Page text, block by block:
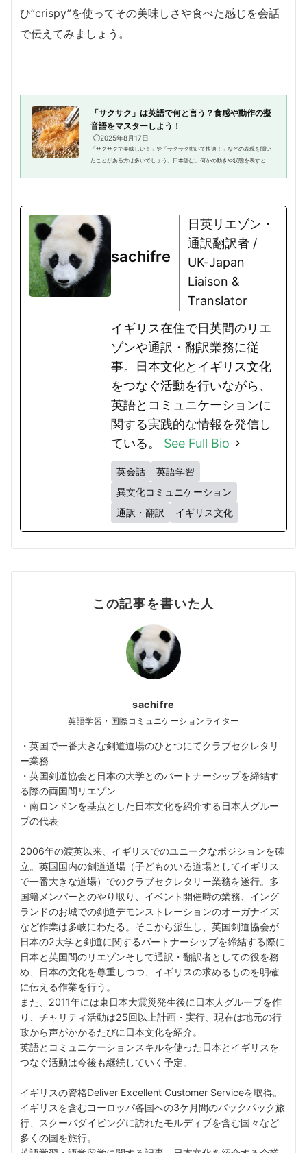
ひ”crispy”を使ってその美味しさや食べた感じを会話
で伝えてみましょう。
「サクサク」は英語で何と言う？食感や動作の擬
音語をマスターしよう！
🕒️2025年8月17日
「サクサクで美味しい！」や「サクサク動いて快適！」などの表現を聞い
たことがある方は多いでしょう。日本語は、何かの動きや状態を表すとき
sachifre
日英リエゾン・
通訳翻訳者 /
UK-Japan
Liaison &
Translator
イギリス在住で日英間のリエ
ゾンや通訳・翻訳業務に従
事。日本文化とイギリス文化
をつなぐ活動を行いながら、
英語とコミュニケーションに
関する実践的な情報を発信し
ている。 See Full Bio
英会話
英語学習
異文化コミュニケーション
通訳・翻訳
イギリス文化
この記事を書いた人
sachifre
英語学習・国際コミュニケーションライター
・英国で一番大きな剣道道場のひとつにてクラブセクレタリ
ー業務
・英国剣道協会と日本の大学とのパートナーシップを締結す
る際の両国間リエゾン
・南ロンドンを基点とした日本文化を紹介する日本人グルー
プの代表
2006年の渡英以来、イギリスでのユニークなポジションを確
立。英国国内の剣道道場（子どものいる道場としてイギリス
で一番大きな道場）でのクラブセクレタリー業務を遂行。多
国籍メンバーとのやり取り、イベント開催時の業務、イング
ランドのお城での剣道デモンストレーションのオーガナイズ
など作業は多岐にわたる。そこから派生し、英国剣道協会が
日本の2大学と剣道に関するパートナーシップを締結する際に
日本と英国間のリエゾンそして通訳・翻訳者としての役を務
め、日本の文化を尊重しつつ、イギリスの求めるものを明確
に伝える作業を行う。
また、2011年には東日本大震災発生後に日本人グループを作
り、チャリティ活動は25回以上計画・実行、現在は地元の行
政から声がかかるたびに日本文化を紹介。
英語とコミュニケーションスキルを使った日本とイギリスを
つなぐ活動は今後も継続していく予定。
イギリスの資格Deliver Excellent Customer Serviceを取得。
イギリスを含むヨーロッパ各国への3ケ月間のバックパック旅
行、スクーバダイビングに訪れたモルディブを含む国々など
多くの国を旅行。